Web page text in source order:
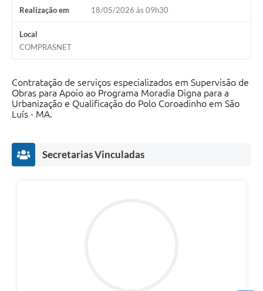
Realização em 18/05/2026 às 09h30
Local
COMPRASNET
Contratação de serviços especializados em Supervisão de
Obras para Apoio ao Programa Moradia Digna para a
Urbanização e Qualificação do Polo Coroadinho em São
Luís - MA.
Secretarias Vinculadas